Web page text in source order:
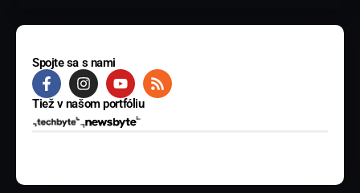
Spojte sa s nami
Tiež v našom portfóliu